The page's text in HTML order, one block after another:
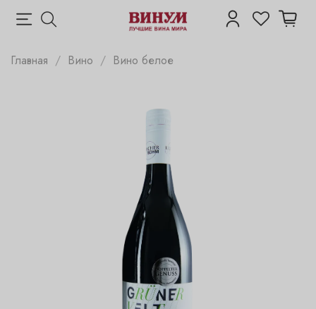
Главная Вино Вино белое